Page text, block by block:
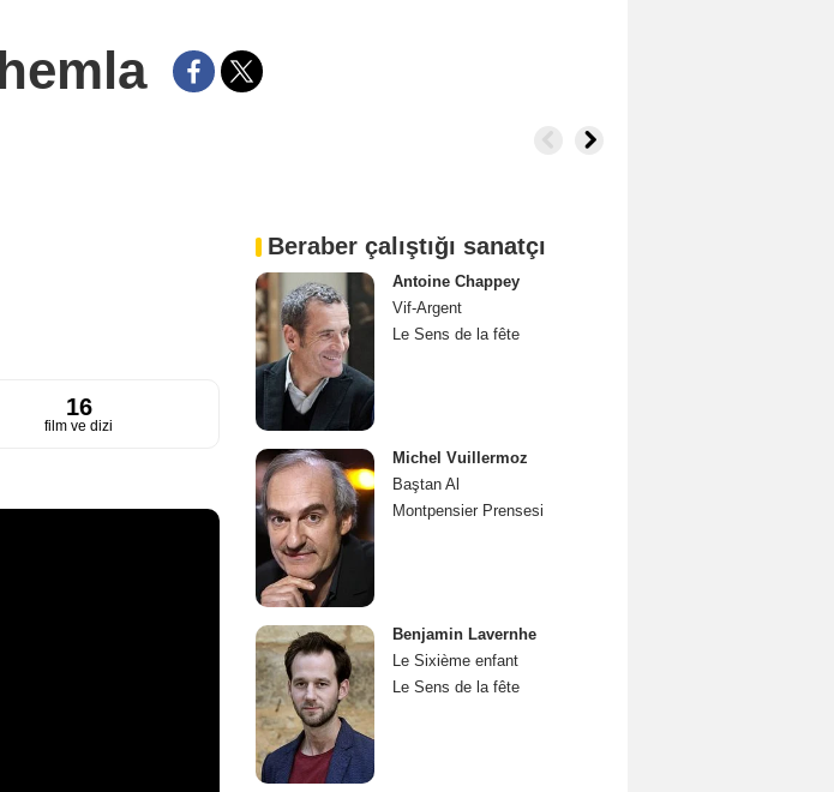
16
film ve dizi
Beraber çalıştığı sanatçı
Antoine Chappey
Vif-Argent
Le Sens de la fête
Michel Vuillermoz
Baştan Al
Montpensier Prensesi
Benjamin Lavernhe
Le Sixième enfant
Le Sens de la fête